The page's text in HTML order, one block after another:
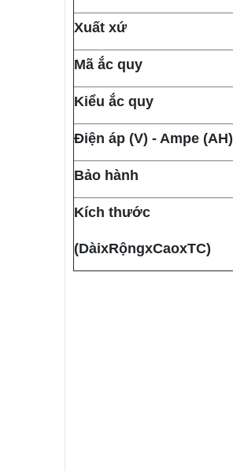
Xuất xứ
Mã ắc quy
Kiểu ắc quy
Điện áp (V) - Ampe (AH)
Bảo hành
Kích thước
(DàixRộngxCaoxTC)